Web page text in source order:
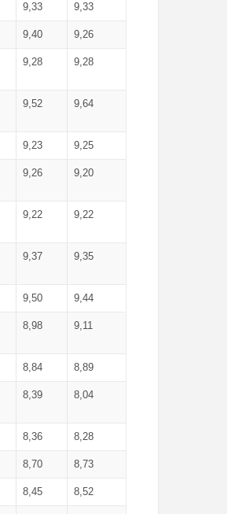
9,33 9,33
9,40 9,26
9,28 9,28
9,52 9,64
9,23 9,25
9,26 9,20
9,22 9,22
9,37 9,35
9,50 9,44
8,98 9,11
8,84 8,89
8,39 8,04
8,36 8,28
8,70 8,73
8,45 8,52